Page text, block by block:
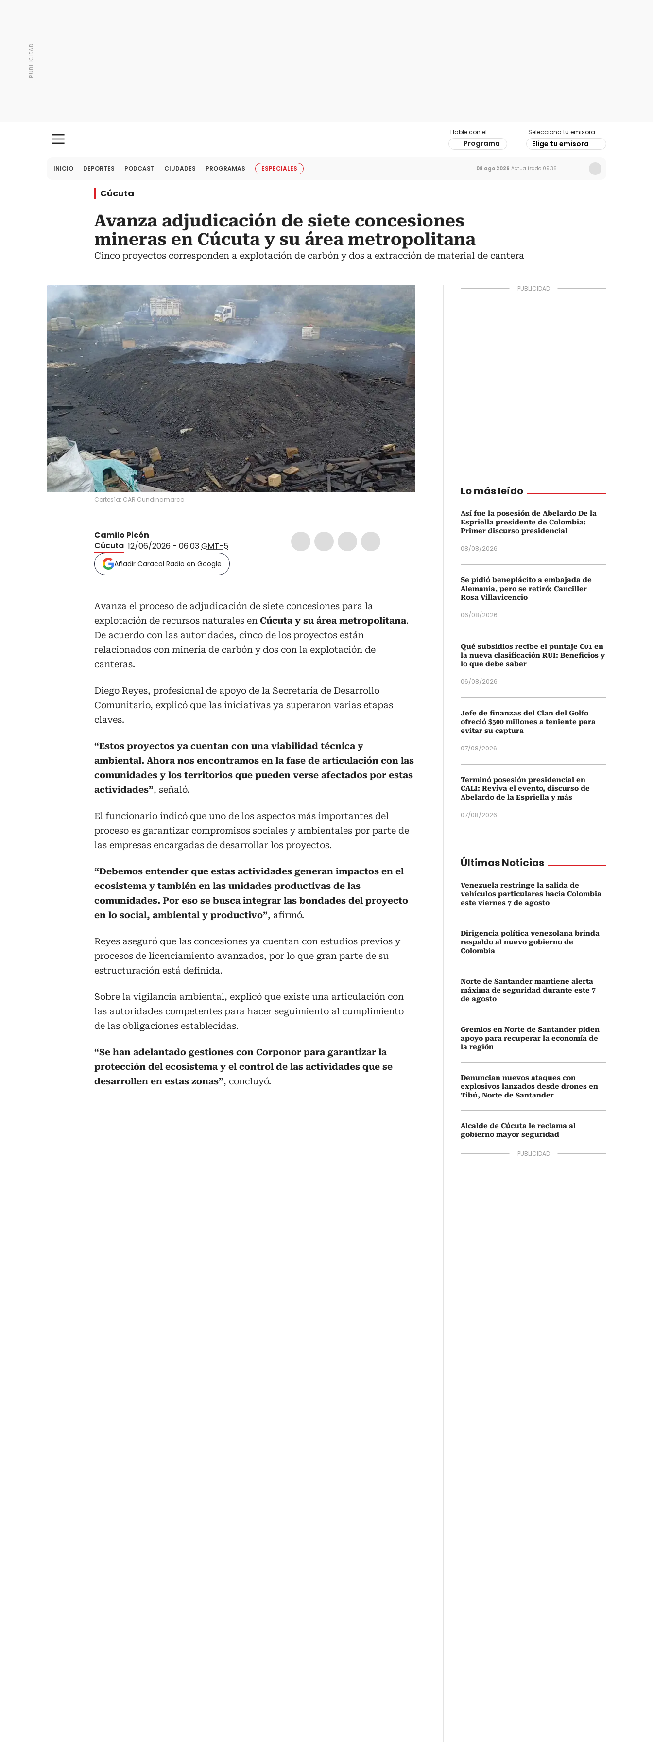
Hable con el
Programa
Selecciona tu emisora
Elige tu emisora
INICIO DEPORTES PODCAST CIUDADES PROGRAMAS ESPECIALES 08 ago 2026 Actualizado 09:36
Cúcuta
Avanza adjudicación de siete concesiones
mineras en Cúcuta y su área metropolitana
Cinco proyectos corresponden a explotación de carbón y dos a extracción de material de cantera
Cortesía: CAR Cundinamarca
Camilo Picón
Cúcuta 12/06/2026 - 06:03GMT-5
Añadir Caracol Radio en Google
Avanza el proceso de adjudicación de siete concesiones para la
explotación de recursos naturales en Cúcuta y su área metropolitana.
De acuerdo con las autoridades, cinco de los proyectos están
relacionados con minería de carbón y dos con la explotación de
canteras.
Diego Reyes, profesional de apoyo de la Secretaría de Desarrollo
Comunitario, explicó que las iniciativas ya superaron varias etapas
claves.
“Estos proyectos ya cuentan con una viabilidad técnica y
ambiental. Ahora nos encontramos en la fase de articulación con las
comunidades y los territorios que pueden verse afectados por estas
actividades”, señaló.
El funcionario indicó que uno de los aspectos más importantes del
proceso es garantizar compromisos sociales y ambientales por parte de
las empresas encargadas de desarrollar los proyectos.
“Debemos entender que estas actividades generan impactos en el
ecosistema y también en las unidades productivas de las
comunidades. Por eso se busca integrar las bondades del proyecto
en lo social, ambiental y productivo”, afirmó.
Reyes aseguró que las concesiones ya cuentan con estudios previos y
procesos de licenciamiento avanzados, por lo que gran parte de su
estructuración está definida.
Sobre la vigilancia ambiental, explicó que existe una articulación con
las autoridades competentes para hacer seguimiento al cumplimiento
de las obligaciones establecidas.
“Se han adelantado gestiones con Corponor para garantizar la
protección del ecosistema y el control de las actividades que se
desarrollen en estas zonas”, concluyó.
Lo más leído
Así fue la posesión de Abelardo De la
Espriella presidente de Colombia:
Primer discurso presidencial
08/08/2026
Se pidió beneplácito a embajada de
Alemania, pero se retiró: Canciller
Rosa Villavicencio
06/08/2026
Qué subsidios recibe el puntaje C01 en
la nueva clasificación RUI: Beneficios y
lo que debe saber
06/08/2026
Jefe de finanzas del Clan del Golfo
ofreció $500 millones a teniente para
evitar su captura
07/08/2026
Terminó posesión presidencial en
CALI: Reviva el evento, discurso de
Abelardo de la Espriella y más
07/08/2026
Últimas Noticias
Venezuela restringe la salida de
vehículos particulares hacia Colombia
este viernes 7 de agosto
Dirigencia política venezolana brinda
respaldo al nuevo gobierno de
Colombia
Norte de Santander mantiene alerta
máxima de seguridad durante este 7
de agosto
Gremios en Norte de Santander piden
apoyo para recuperar la economía de
la región
Denuncian nuevos ataques con
explosivos lanzados desde drones en
Tibú, Norte de Santander
Alcalde de Cúcuta le reclama al
gobierno mayor seguridad